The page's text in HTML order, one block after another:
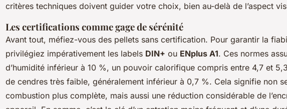
critères techniques doivent guider votre choix, bien au-delà de l’aspect
Les certifications comme gage de sérénité
Avant tout, méfiez-vous des pellets sans certification. Pour garantir la
privilégiez impérativement les labels DIN+ ou ENplus A1. Ces normes
d’humidité inférieur à 10 %, un pouvoir calorifique compris entre 4,7 et
de cendres très faible, généralement inférieur à 0,7 %. Cela signifie non
combustion plus complète, mais aussi une réduction considérable de